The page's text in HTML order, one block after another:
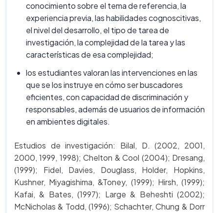
conocimiento sobre el tema de referencia, la
experiencia previa, las habilidades cognoscitivas,
el nivel del desarrollo, el tipo de tarea de
investigación, la complejidad de la tarea y las
características de esa complejidad;
los estudiantes valoran las intervenciones en las
que se los instruye en cómo ser buscadores
eficientes, con capacidad de discriminación y
responsables, además de usuarios de información
en ambientes digitales.
Estudios de investigación: Bilal, D. (2002, 2001,
2000, 1999, 1998); Chelton & Cool (2004); Dresang,
(1999); Fidel, Davies, Douglass, Holder, Hopkins,
Kushner, Miyagishima, &Toney, (1999); Hirsh, (1999);
Kafai, & Bates, (1997); Large & Beheshti (2002);
McNicholas & Todd, (1996); Schachter, Chung & Dorr